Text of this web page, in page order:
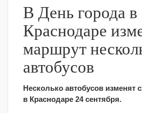
В День города в
Краснодаре
маршрут
автобусов
Несколько автобусов изменят
в Краснодаре 24 сентября.